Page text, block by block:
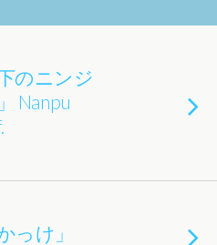
のニンジ
Nanpu
っけ」